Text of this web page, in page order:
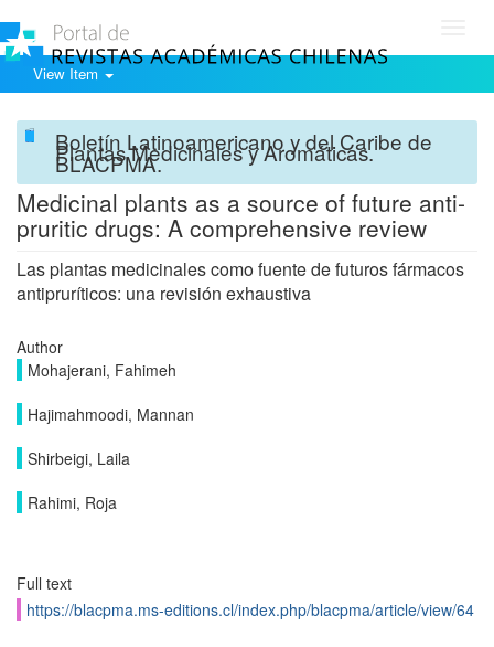
View Item
Boletín Latinoamericano y del Caribe de
Plantas Medicinales y Aromáticas.
BLACPMA.
Medicinal plants as a source of future anti-
pruritic drugs: A comprehensive review
Las plantas medicinales como fuente de futuros fármacos
antipruríticos: una revisión exhaustiva
Author
Mohajerani, Fahimeh
Hajimahmoodi, Mannan
Shirbeigi, Laila
Rahimi, Roja
Full text
https://blacpma.ms-editions.cl/index.php/blacpma/article/view/64